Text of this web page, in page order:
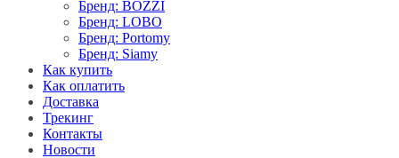
Бренд: BOZZI
Бренд: LOBO
Бренд: Portomy
Бренд: Siamy
Как купить
Как оплатить
Доставка
Трекинг
Контакты
Новости